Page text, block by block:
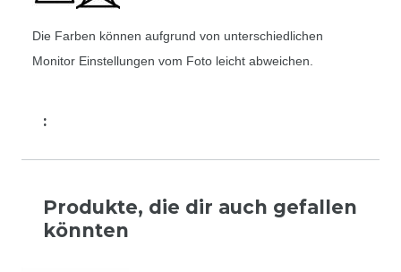
Die Farben können aufgrund von unterschiedlichen
Monitor Einstellungen vom Foto leicht abweichen.
:
Produkte, die dir auch gefallen
könnten